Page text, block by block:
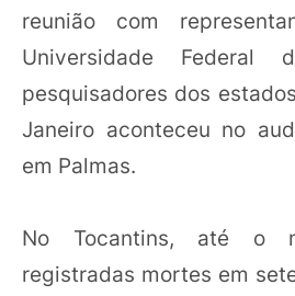
reunião com
Universidade Federal
pesquisadores dos
Janeiro aconteceu no
em Palmas.
No Tocantins, até o
registradas mortes em